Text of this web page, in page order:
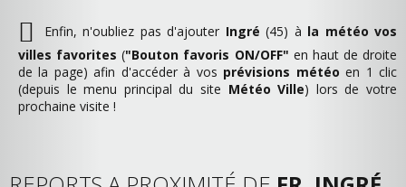
Enfin, n'oubliez pas d'ajouter Ingré (45) à la météo vos
villes favorites ("Bouton favoris ON/OFF" en haut de droite
de la page) afin d'accéder à vos prévisions météo en 1 clic
(depuis le menu principal du site Météo Ville) lors de votre
prochaine visite !